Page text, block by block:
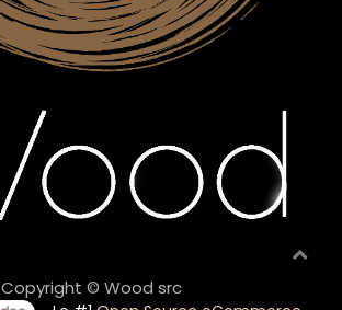
Copyright © Wood src